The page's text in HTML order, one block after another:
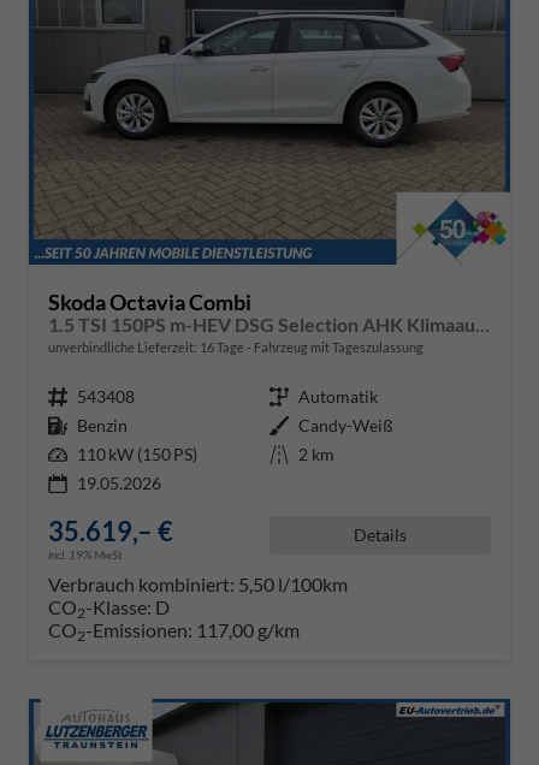
Skoda Octavia Combi
unverbindliche Lieferzeit: 16 Tage Fahrzeug mit Tageszulassung
Fahrzeugnr. 543408 Getriebe Automatik
Kraftstoff Benzin Außenfarbe Candy-Weiß
Leistung 110 kW (150 PS) Kilometerstand 2 km
19.05.2026
35.619,– €
incl. 19% MwSt.
Details
Verbrauch kombiniert: 5,50 l/100km
CO2-Klasse: D
CO2-Emissionen: 117,00 g/km